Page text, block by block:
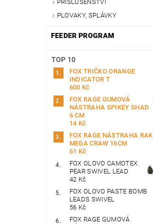
PŘÍSLUŠENSTVÍ
PLOVAKY, SPLÁVKY
FEEDER PROGRAM
TOP 10
FOX TRIČKO ORANGE
INDICATOR T
600 Kč
FOX RAGE GUMOVÁ
NÁSTRAHA SPIKEY SHAD
6 CM
14 Kč
FOX RAGE NÁSTRAHA RAK
MEGA CRAW 16CM
61 Kč
FOX OLOVO CAMOTEX
PEAR SWIVEL LEAD
42 Kč
FOX OLOVO PASTE BOMB
LEADS SWIVEL
56 Kč
FOX RAGE GUMOVÁ